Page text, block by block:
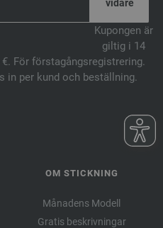
Kupongen är
giltig i 14
För förstagångsregistrering.
in per kund och beställning.
OM STICKNING
Månadens Modell
Gratis beskrivningar